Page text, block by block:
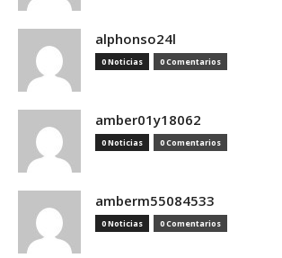
alphonso24l
0 Noticias 0 Comentarios
amber01y18062
0 Noticias 0 Comentarios
amberm55084533
0 Noticias 0 Comentarios